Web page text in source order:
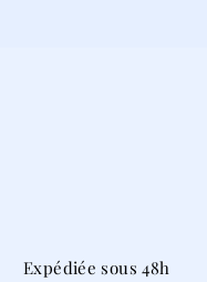
Expédiée sous 48h